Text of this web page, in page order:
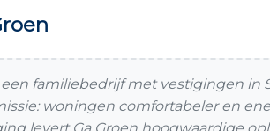
een familiebedrijf met vestigingen in
woningen comfortabeler en